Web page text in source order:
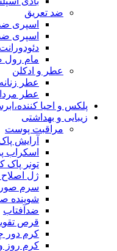
ضد تعریق
اسپری
اسپری
مام رول
عطر و ادکلن
عطر زنانه
عطر
پلکس و احیا
زیبایی و بهداشتی
مراقبت پوست
آرایش
اسکراب
تونر پاک
ژل
سرم
شوینده
ضدآفتاب
قرص
کرم دور
کرم